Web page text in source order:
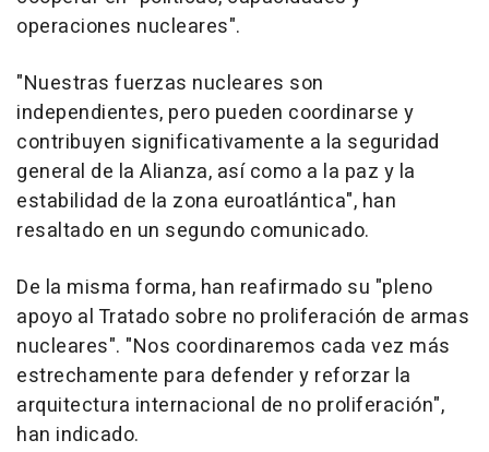
operaciones nucleares".
"Nuestras fuerzas nucleares son
independientes, pero pueden coordinarse y
contribuyen significativamente a la seguridad
general de la Alianza, así como a la paz y la
estabilidad de la zona euroatlántica", han
resaltado en un segundo comunicado.
De la misma forma, han reafirmado su "pleno
apoyo al Tratado sobre no proliferación de armas
nucleares". "Nos coordinaremos cada vez más
estrechamente para defender y reforzar la
arquitectura internacional de no proliferación",
han indicado.